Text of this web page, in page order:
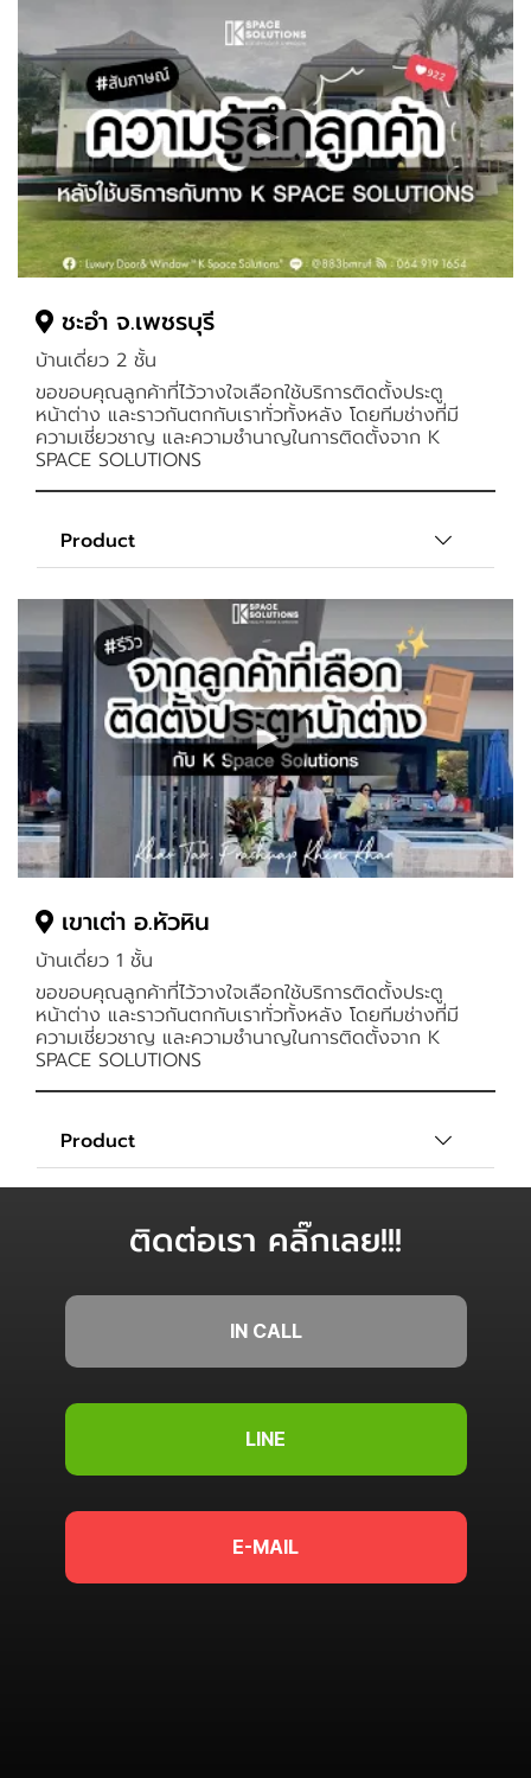
ชะอำ จ.เพชรบุรี
บ้านเดี่ยว 2 ชั้น
ขอขอบคุณลูกค้าที่ไว้วางใจเลือกใช้บริการติดตั้งประตู
หน้าต่าง และราวกันตกกับเราทั่วทั้งหลัง โดยทีมช่างที่มี
ความเชี่ยวชาญ และความชำนาญในการติดตั้งจาก K
SPACE SOLUTIONS
Product
เขาเต่า อ.หัวหิน
บ้านเดี่ยว 1 ชั้น
ขอขอบคุณลูกค้าที่ไว้วางใจเลือกใช้บริการติดตั้งประตู
หน้าต่าง และราวกันตกกับเราทั่วทั้งหลัง โดยทีมช่างที่มี
ความเชี่ยวชาญ และความชำนาญในการติดตั้งจาก K
SPACE SOLUTIONS
Product
ติดต่อเรา คลิ๊กเลย!!!
IN CALL
LINE
E-MAIL